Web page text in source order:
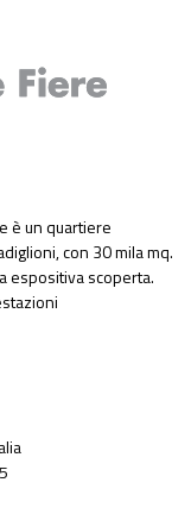
è un quartiere
con 30 mila mq.
espositiva scoperta.